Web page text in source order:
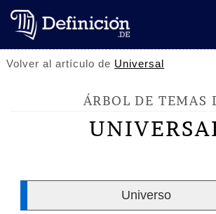
Volver al artículo de Universal
ÁRBOL DE TEMAS
Universo